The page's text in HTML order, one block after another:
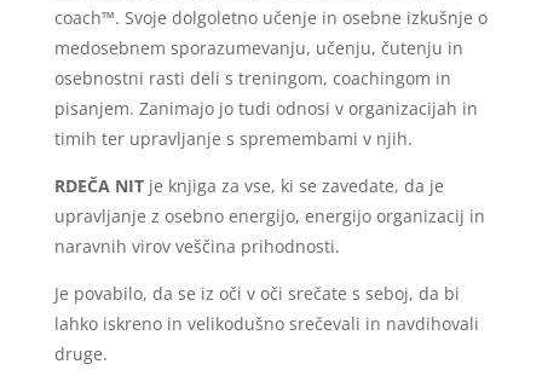
coach™. Svoje dolgoletno učenje in osebne izkušnje o
medosebnem sporazumevanju, učenju, čutenju in
osebnostni rasti deli s treningom, coachingom in
pisanjem. Zanimajo jo tudi odnosi v organizacijah in
timih ter upravljanje s spremembami v njih.
RDEČA NIT je knjiga za vse, ki se zavedate, da je
upravljanje z osebno energijo, energijo organizacij in
naravnih virov veščina prihodnosti.
Je povabilo, da se iz oči v oči srečate s seboj, da bi
lahko iskreno in velikodušno srečevali in navdihovali
druge.